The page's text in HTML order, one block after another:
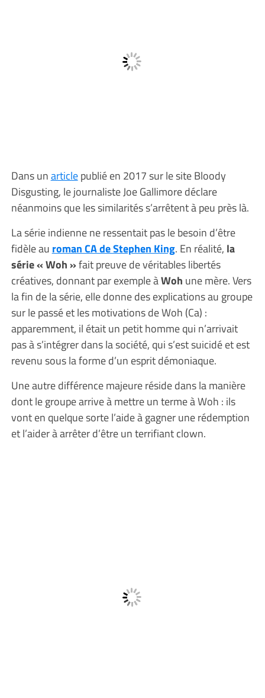
Dans unarticlepublié en 2017 sur le site Bloody
Disgusting, le journaliste Joe Gallimore déclare
néanmoins que les similarités s’arrêtent à peu près là.
La série indienne ne ressentait pas le besoin d’être
fidèle au roman CA de Stephen King. En réalité, la
série « Woh »fait preuve de véritables libertés
créatives, donnant par exemple àWoh une mère. Vers
la fin de la série, elle donne des explications au groupe
sur le passé et les motivations de Woh (Ca) :
apparemment, il était un petit homme qui n’arrivait
pas à s’intégrer dans la société, qui s’est suicidé et est
revenu sous la forme d’un esprit démoniaque.
Une autre différence majeure réside dans la manière
dont le groupe arrive à mettre un terme à Woh : ils
vont en quelque sorte l’aide à gagner une rédemption
et l’aider à arrêter d’être un terrifiant clown.